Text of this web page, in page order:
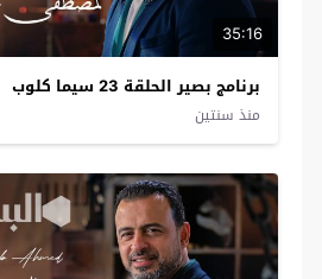
35:16
برنامج بصير الحلقة 23 سيما كلوب
منذ سنتين